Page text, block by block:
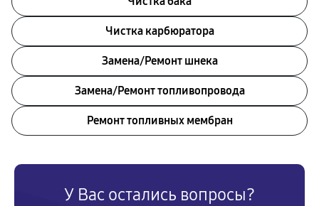
Чистка карбюратора
Замена/Pемонт шнека
Замена/Pемонт топливопровода
Ремонт топливных мембран
У Вас остались вопросы?